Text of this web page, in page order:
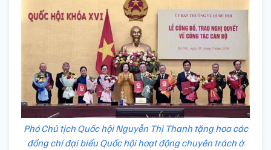
Phó Chủ tịch Quốc hội Nguyễn Thị Thanh tặng hoa các
đồng chí đại biểu Quốc hội hoạt động chuyên trách ở